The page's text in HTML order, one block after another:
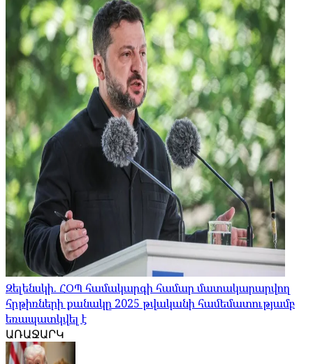
Զելենսկի. ՀՕՊ համակարգի համար մատակարարվող
հրթիռների քանակը 2025 թվականի համեմատությամբ
եռապատկվել է
ԱՌԱՋԱՐԿ